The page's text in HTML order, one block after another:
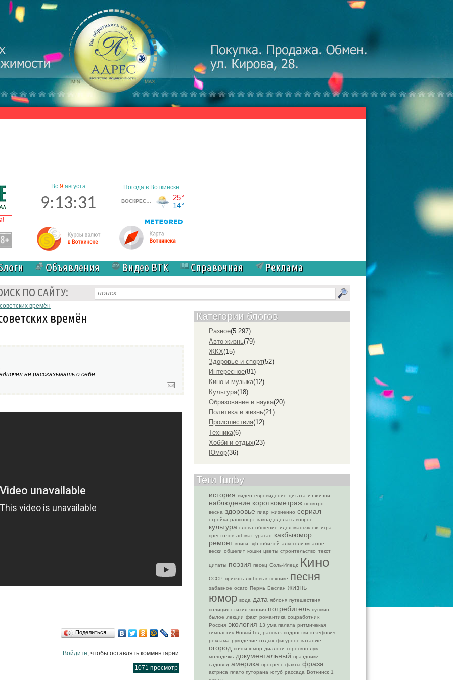
Вс 9августа
9:13:32
Объявления Видео ВТК Справочная
Реклама
ПО САЙТУ:
времён
времён
не рассказывать о себе...
Поделиться…
Войдите, чтобы оставлять комментарии
1071 просмотр
Категории блогов
Разное(5 297)
Авто-жизнь(79)
ЖКХ(15)
Здоровье и спорт(52)
Интересное(81)
Кино и музыка(12)
Культура(18)
Образование и наука(20)
Политика и жизнь(21)
Проиcшествия(12)
Техника(6)
Хобби и отдых(23)
Юмор(36)
Теги funby
история видео евровидение цитата из жизни
наблюдение короткометраж попкорн
весна здоровье пиар жизненно сериал
стройка раппопорт какнадоделать вопрос
культура слова общение идея маньяк ёж игра
престолов art мат ураган какбыюмор
ремонт книги .vjh юбилей алкоголизм анне
вески общепит кошки цветы строительство текст
цитаты поэзия песец Соль-Илецк Кино
СССР припять любовь к технике песня
забавное осаго Пермь Беслан жизнь
юмор вода дата яблоня путешествия
полиция стихия япония потребитель пушкин
былое лекции факт романтика соцработник
Россия экология 13 ума палата ритмичекая
гимнастик Новый Год рассказ подростки юзефович
реклама рукоделие отдых фигурное катание
огород почти юмор диалоги гороскоп лук
молодежь документальный праздники
садовод америка прогресс факты фраза
актриса плато путорана ютуб рассада Воткинск 1